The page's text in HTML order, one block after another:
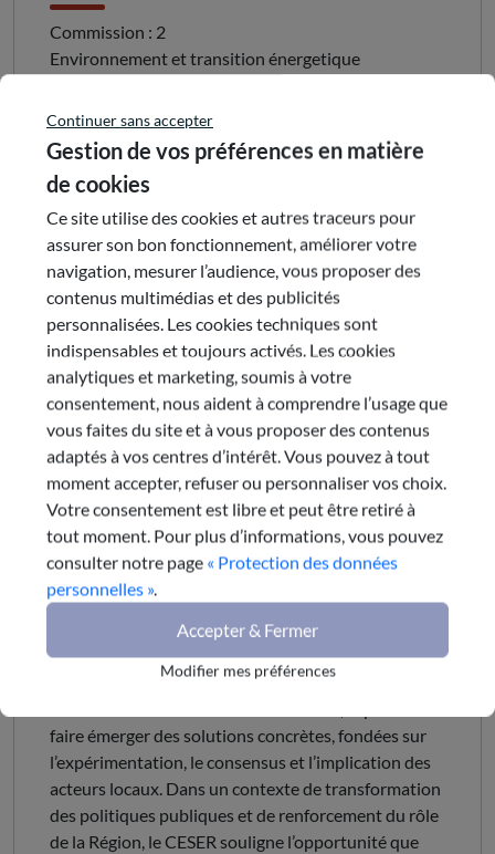
Commission : 2
Environnement et transition énergetique
Frédérique RESCHE-RIGON
e-mail
Dernière publication de la
commission
25 juin 2026
Parcs Naturels Régionaux -
La Région aime ses parcs
Saisi par le Conseil régional sur son rapport « La
Région aime ses Parcs », le CESER Auvergne-Rhône-
Alpes porte un regard attentif sur l’avenir des Parcs
naturels régionaux (PNR), acteurs essentiels de
l’aménagement et du développement territorial.
Territoires d’exception, les PNR conjuguent
préservation des patrimoines naturels, paysagers et
culturels avec développement économique, social et
humain. Ils constituent des laboratoires
faire émerger des solutions concrètes, fondées sur
l’expérimentation, le consensus et l’implication des
acteurs locaux. Dans un contexte de transformation
des politiques publiques et de renforcement du rôle
de la Région, le CESER souligne l’opportunité que
Continuer sans accepter
Gestion de vos préférences en matière
de cookies
Ce site utilise des cookies et autres traceurs pour
assurer son bon fonctionnement, améliorer votre
navigation, mesurer l’audience, vous proposer des
contenus multimédias et des publicités
personnalisées. Les cookies techniques sont
indispensables et toujours activés. Les cookies
analytiques et marketing, soumis à votre
consentement, nous aident à comprendre l’usage que
vous faites du site et à vous proposer des contenus
adaptés à vos centres d’intérêt. Vous pouvez à tout
moment accepter, refuser ou personnaliser vos choix.
Votre consentement est libre et peut être retiré à
tout moment. Pour plus d’informations, vous pouvez
consulter notre page « Protection des données
personnelles ».
Accepter & Fermer
Modifier mes préférences